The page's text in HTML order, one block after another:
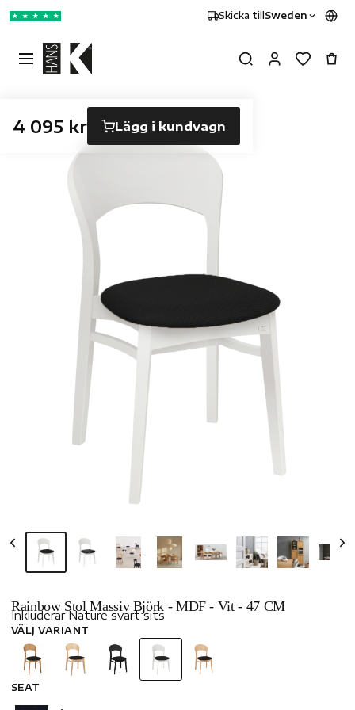
★ ★ ★ ★ ★ Skicka till Sweden
Rainbow Stol Massiv Björk - MDF - Vit - 47 CM
Inkluderar Nature svart sits
VÄLJ VARIANT
SEAT
4 095 kr Lägg i kundvagn